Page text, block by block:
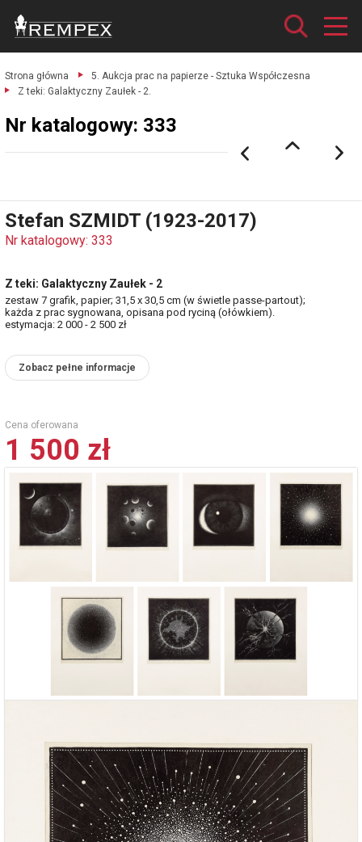
Strona główna
5. Aukcja prac na papierze - Sztuka Współczesna
Z teki: Galaktyczny Zaułek - 2.
Nr katalogowy: 333
Stefan SZMIDT (1923-2017)
Nr katalogowy: 333
Z teki: Galaktyczny Zaułek - 2
zestaw 7 grafik, papier; 31,5 x 30,5 cm (w świetle passe-partout);
każda z prac sygnowana, opisana pod ryciną (ołówkiem).
estymacja: 2 000 - 2 500 zł
Zobacz pełne informacje
Cena oferowana
1 500 zł